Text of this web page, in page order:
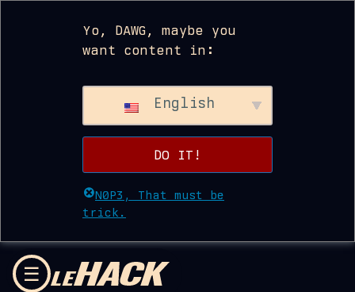
Yo, DAWG, maybe you
want content in:
English
DO IT!
N0P3, That must be
trick.
Passer au contenu
☰